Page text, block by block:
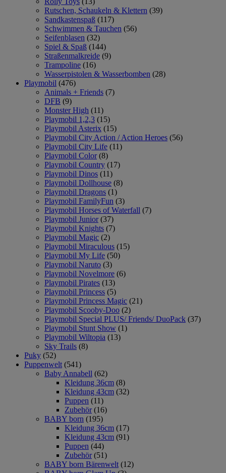
Rutschen, Schaukeln & Klettern (39)
Sandkastenspaß (117)
Schwimmen & Tauchen (56)
Seifenblasen (32)
Spiel & Spaß (144)
Straßenmalkreide (9)
Trampoline (16)
Wasserpistolen & Wasserbomben (28)
Playmobil (476)
Animals + Friends (7)
DFB (9)
Monster High (11)
Playmobil 1,2,3 (15)
Playmobil Asterix (15)
Playmobil City Action / Action Heroes (56)
Playmobil City Life (11)
Playmobil Color (8)
Playmobil Country (17)
Playmobil Dinos (11)
Playmobil Dollhouse (8)
Playmobil Dragons (1)
Playmobil FamilyFun (3)
Playmobil Horses of Waterfall (7)
Playmobil Junior (37)
Playmobil Knights (7)
Playmobil Magic (2)
Playmobil Miraculous (15)
Playmobil My Life (50)
Playmobil Naruto (3)
Playmobil Novelmore (6)
Playmobil Pirates (13)
Playmobil Princess (5)
Playmobil Princess Magic (21)
Playmobil Scooby-Doo (2)
Playmobil Special PLUS/ Friends/ DuoPack (37)
Playmobil Stunt Show (1)
Playmobil Wiltopia (13)
Sky Trails (8)
Puky (52)
Puppenwelt (541)
Baby Annabell (62)
Kleidung 36cm (8)
Kleidung 43cm (32)
Puppen (11)
Zubehör (16)
BABY born (195)
Kleidung 36cm (17)
Kleidung 43cm (91)
Puppen (44)
Zubehör (51)
BABY born Bärenwelt (12)